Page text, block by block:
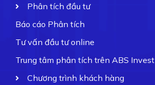
Phân tích đầu tư
Báo cáo Phân tích
Tư vấn đầu tư online
Trung tâm phân tích trên ABS Invest
Chương trình khách hàng